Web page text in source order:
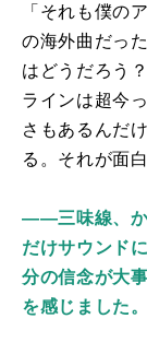
「それも僕の
の海外曲だっ
はどうだろう
ラインは超今
さもあるんだ
る。それが面
――三味線、か
だけサウンド
分の信念が大
を感じました。